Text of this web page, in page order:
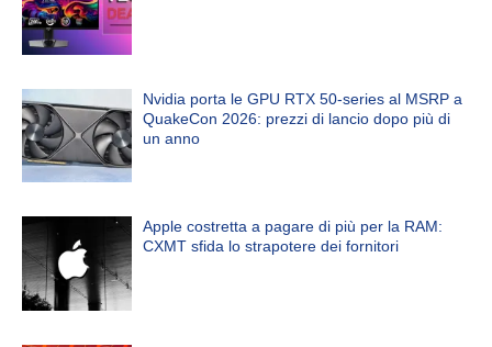
Nvidia porta le GPU RTX 50-series al MSRP a
QuakeCon 2026: prezzi di lancio dopo più di
un anno
Apple costretta a pagare di più per la RAM:
CXMT sfida lo strapotere dei fornitori